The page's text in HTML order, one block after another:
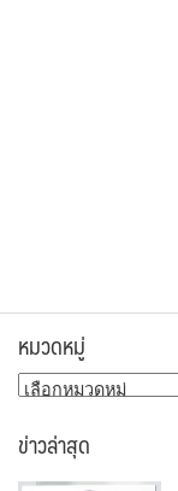
หมวดหมู่
หมวด
ข่าวล่าสุด